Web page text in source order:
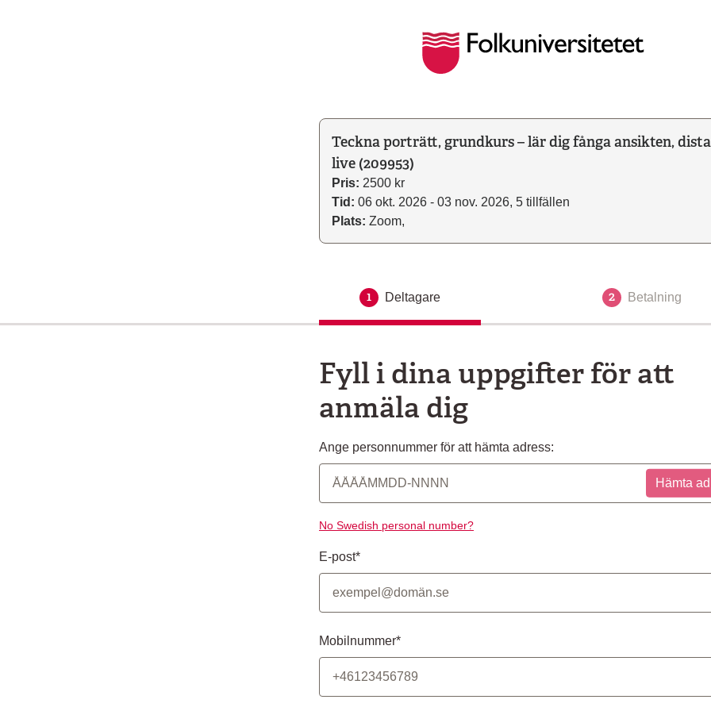
Teckna porträtt, grundkurs – lär dig fånga ansikten,
live (209953)
Pris: 2500 kr
Tid: 06 okt. 2026 - 03 nov. 2026, 5 tillfällen
Plats: Zoom,
1 Aktuellt steg
Deltagare 2 Betalning
Fyll i dina uppgifter för att
anmäla dig
Ange personnummer för att hämta adress:
Hämta
No Swedish personal number?
E-post*
Mobilnummer*